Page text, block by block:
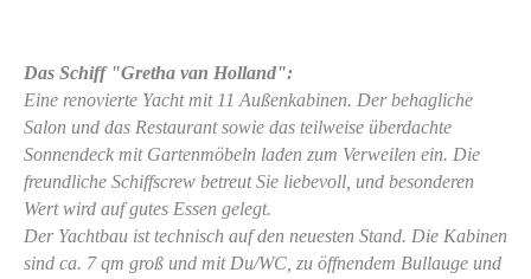
Das Schiff "Gretha van Holland":
Eine renovierte Yacht mit 11 Außenkabinen. Der behagliche
Salon und das Restaurant sowie das teilweise überdachte
Sonnendeck mit Gartenmöbeln laden zum Verweilen ein. Die
freundliche Schiffscrew betreut Sie liebevoll, und besonderen
Wert wird auf gutes Essen gelegt.
Der Yachtbau ist technisch auf den neuesten Stand. Die Kabinen
sind ca. 7 qm groß und mit Du/WC, zu öffnendem Bullauge und